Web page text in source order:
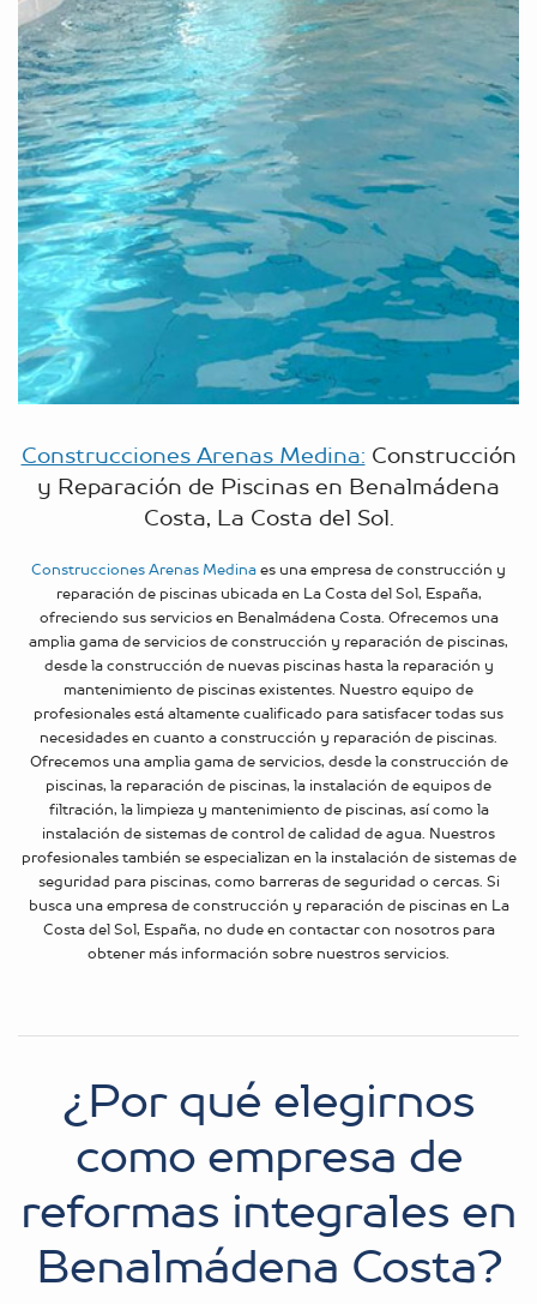
Construcciones Arenas Medina: Construcción
y Reparación de Piscinas en Benalmádena
Costa, La Costa del Sol.
Construcciones Arenas Medinaes una empresa de construcción y
reparación de piscinas ubicada en La Costa del Sol, España,
ofreciendo sus servicios en Benalmádena Costa. Ofrecemos una
amplia gama de servicios de construcción y reparación de piscinas,
desde la construcción de nuevas piscinas hasta la reparación y
mantenimiento de piscinas existentes. Nuestro equipo de
profesionales está altamente cualificado para satisfacer todas sus
necesidades en cuanto a construcción y reparación de piscinas.
Ofrecemos una amplia gama de servicios, desde la construcción de
piscinas, la reparación de piscinas, la instalación de equipos de
filtración, la limpieza y mantenimiento de piscinas, así como la
instalación de sistemas de control de calidad de agua. Nuestros
profesionales también se especializan en la instalación de sistemas de
seguridad para piscinas, como barreras de seguridad o cercas. Si
busca una empresa de construcción y reparación de piscinas en La
Costa del Sol, España, no dude en contactar con nosotros para
obtener más información sobre nuestros servicios.
¿Por qué elegirnos
como empresa de
reformas integrales en
Benalmádena Costa?